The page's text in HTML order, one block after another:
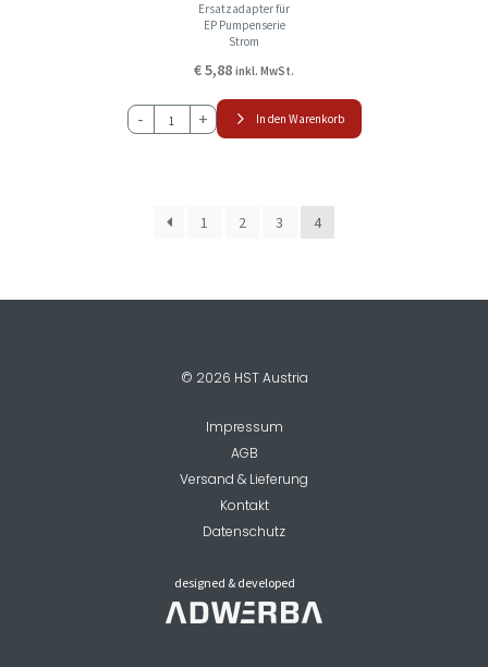
Ersatzadapter für
EP Pumpenserie
Strom
€5,88 inkl. MwSt.
-
EP
+ In den Warenkorb
1 2 3 4
© 2026 HST Austria
Impressum
AGB
Versand & Lieferung
Kontakt
Datenschutz
designed & developed